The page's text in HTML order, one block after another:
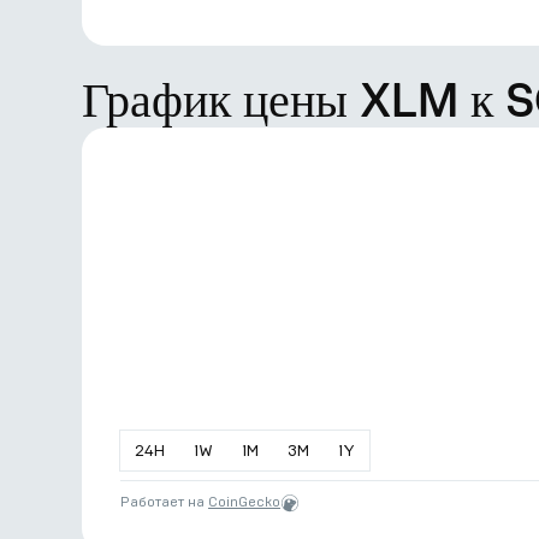
График цены XLM к
24H 1W 1M 3M 1Y
Работает на CoinGecko